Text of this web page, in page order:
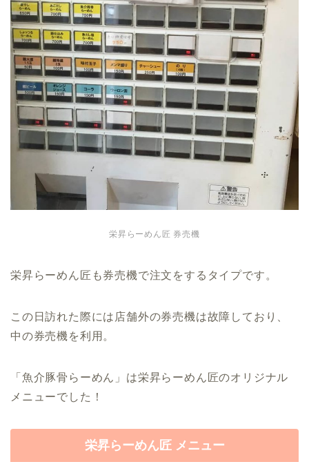
栄昇らーめん匠 券売機
栄昇らーめん匠も券売機で注文をするタイプです。
この日訪れた際には店舗外の券売機は故障しており、
中の券売機を利用。
「魚介豚骨らーめん」は栄昇らーめん匠のオリジナル
メニューでした！
栄昇らーめん匠 メニュー